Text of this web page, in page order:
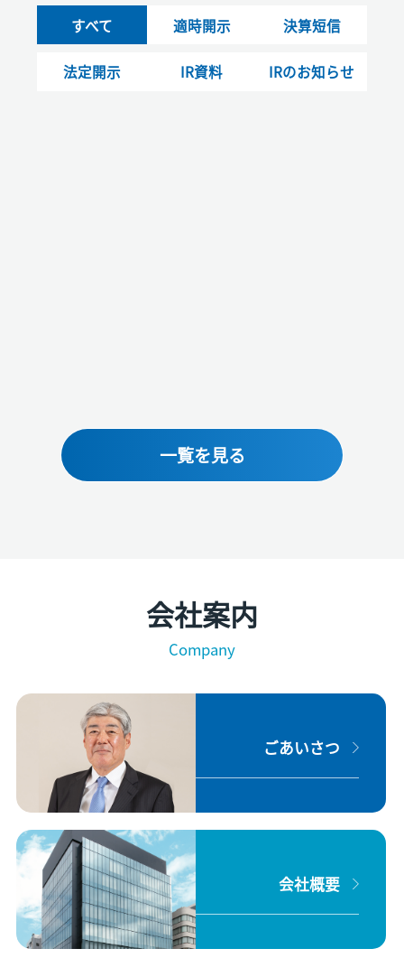
すべて 適時開示 決算短信
法定開示 IR資料 IRのお知らせ
一覧を見る
会社案内
Company
ごあいさつ
会社概要